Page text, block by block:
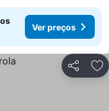
Ver preços
Partilhar